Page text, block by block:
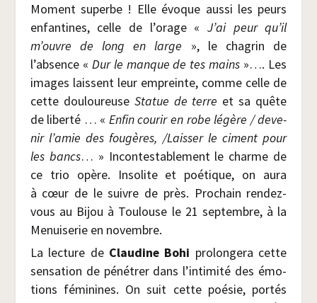
Moment superbe ! Elle évoque aus­si les peurs
enfan­tines, celle de l’orage «J’ai peur qu’il
m’ouvre de long en large », le cha­grin de
l’absence « Dur le manque de tes mains »…. Les
images laissent leur empreinte, comme celle de
cette dou­lou­reuse Sta­tue de terre et sa quête
de liber­té … « Enfin cou­rir en robe légère / deve­
nir l’amie des fou­gères, /​Lais­ser le ciment pour
les bancs… » Incon­tes­ta­ble­ment le charme de
ce trio opère. Inso­lite et poé­tique, on aura
à cœur de le suivre de près. Pro­chain ren­dez-
vous au Bijou à Tou­louse le 21 sep­tembre, à la
Menui­se­rie en novembre.
La lec­ture de Clau­dine Bohi pro­lon­ge­ra cette
sen­sa­tion de péné­trer dans l’intimité des émo­
tions fémi­nines. On suit cette poé­sie, por­tés